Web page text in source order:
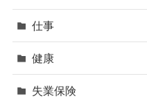
仕事
健康
失業保険